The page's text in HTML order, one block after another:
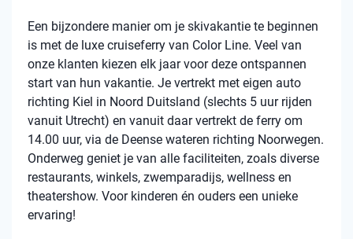
Een bijzondere manier om je skivakantie te beginnen
is met de luxe cruiseferry van Color Line. Veel van
onze klanten kiezen elk jaar voor deze ontspannen
start van hun vakantie. Je vertrekt met eigen auto
richting Kiel in Noord Duitsland (slechts 5 uur rijden
vanuit Utrecht) en vanuit daar vertrekt de ferry om
14.00 uur, via de Deense wateren richting Noorwegen.
Onderweg geniet je van alle faciliteiten, zoals diverse
restaurants, winkels, zwemparadijs, wellness en
theatershow. Voor kinderen én ouders een unieke
ervaring!